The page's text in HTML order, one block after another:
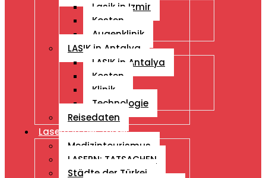
Lasik in Izmir
Kosten
Augenklinik
LASIK in Antalya
LASIK in Antalya
Kosten
Klinik
Technologie
Reisedaten
Lasern in der Türkei
Medizintourismus
LASERN: TATSACHEN
Städte der Türkei